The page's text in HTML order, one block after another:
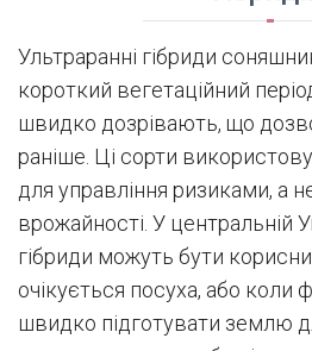
Ультраранні гібриди
короткий вегетаційний
швидко дозрівають, що
раніше. Ці сорти
для управління ризиками, а
врожайності. У центральній
гібриди можуть бути
очікується посуха, або коли
швидко підготувати землю